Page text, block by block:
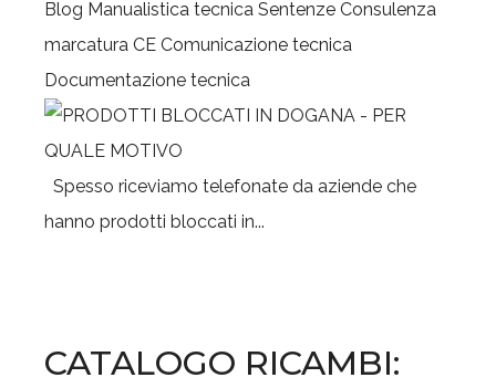
Blog Manualistica tecnica Sentenze Consulenza
marcatura CE Comunicazione tecnica
Documentazione tecnica
Spesso riceviamo telefonate da aziende che
hanno prodotti bloccati in...
CATALOGO RICAMBI: